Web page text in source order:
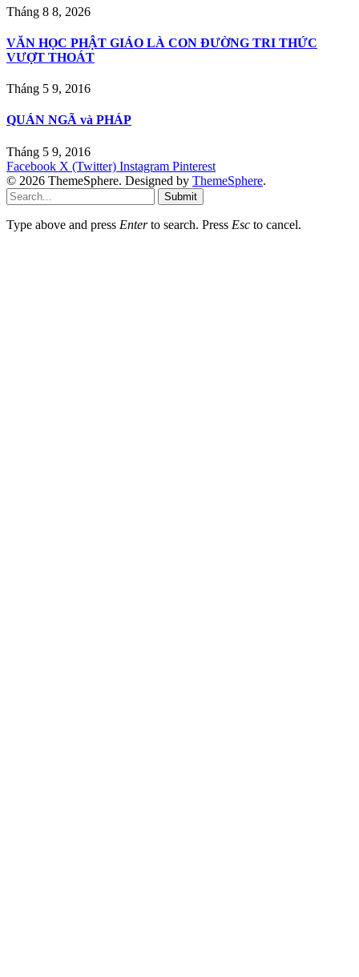
Tháng 8 8, 2026
VĂN HỌC PHẬT GIÁO LÀ CON ÐƯỜNG TRI THỨC
VƯỢT THOÁT
Tháng 5 9, 2016
QUÁN NGÃ và PHÁP
Tháng 5 9, 2016
Facebook X (Twitter) Instagram Pinterest
© 2026 ThemeSphere. Designed by ThemeSphere.
Submit
Type above and press Enterto search. Press Esc to cancel.